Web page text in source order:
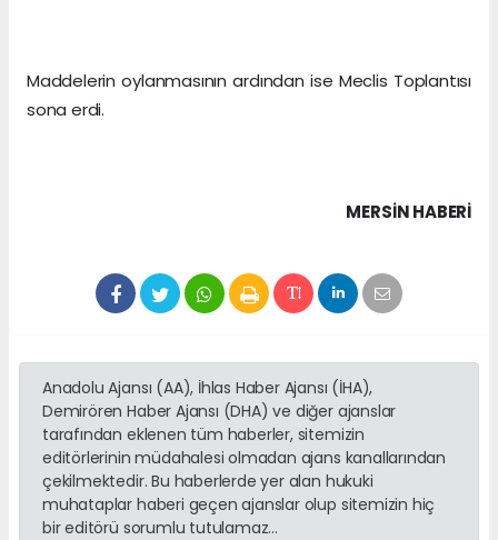
Maddelerin oylanmasının ardından ise Meclis Toplantısı
sona erdi.
MERSIN HABERİ
Anadolu Ajansı (AA), İhlas Haber Ajansı (İHA),
Demirören Haber Ajansı (DHA) ve diğer ajanslar
tarafından eklenen tüm haberler, sitemizin
editörlerinin müdahalesi olmadan ajans kanallarından
çekilmektedir. Bu haberlerde yer alan hukuki
muhataplar haberi geçen ajanslar olup sitemizin hiç
bir editörü sorumlu tutulamaz...